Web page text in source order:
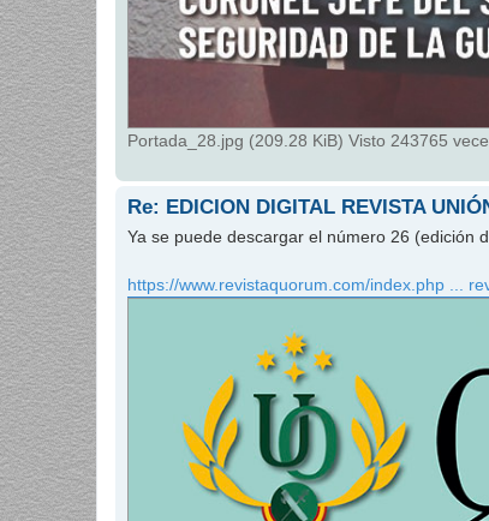
Portada_28.jpg (209.28 KiB) Visto 243765
Re: EDICION DIGITAL REVISTA
Ya se puede descargar el número 26 (edición
https://www.revistaquorum.com/index.php ...